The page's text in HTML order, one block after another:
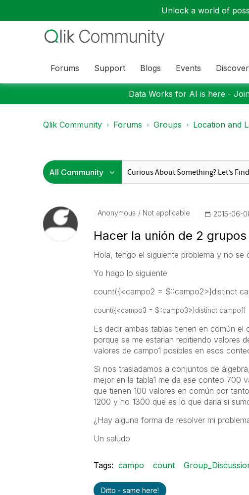
Unlock a world of
Forums Support Blogs Events Discover
Data Works for AI is here -
Qlik Community Forums Groups Location and
Anonymous Not applicable ‎2015-06-
Hacer la unión de 2
Hola, tengo el siguiente problema y no se
Yo hago lo siguiente
count({<campo2 = $::campo2>}distinct
count({<campo3 = $::campo3>}distinct
Es decir ambas tablas tienen en común el
porque se me estarian repitiendo valores
valores de campo1 posibles en esos
Si nos trasladamos a conjuntos de
mejor en la tabla1 me da ese conteo 700
que tienen 100 valores en común por
1200 y no 1300 que es lo que daria si
¿Hay alguna forma de resolver mi
Un saludo
Tags: campo count
Ditto - same here!